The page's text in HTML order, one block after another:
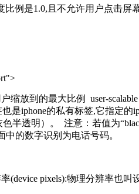
例是1.0,且不允许用户点击屏
缩放到的最大比例 user-
是iphone的私有标签,它指定
半透明）。 注意：若值为
中的数字识别为电话号码。
pixels):物理分辨率也